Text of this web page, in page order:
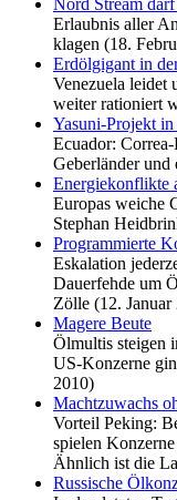
Erlaubnis aller
klagen (18.
Erdölgigant in
Venezuela leidet
weiter rationiert
Yasuni-Projekt
Ecuador:
Geberländer
Energiekonflikte
Europas weiche
Stephan
Programmierte
Eskalation
Dauerfehde um
Zölle (12. Januar
Magere Beute
Ölmultis steigen
US-Konzerne
2010)
Machtzuwachs
Vorteil Peking:
spielen
Ähnlich ist die
Russische